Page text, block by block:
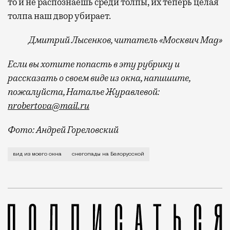
толпа наш двор убирает.
Дмитрий Лысенков, читатель «Москвич Mag»
Если вы хотите попасть в эту рубрику и
рассказать о своем виде из окна, напишите,
пожалуйста, Наталье Журавлевой:
nrobertova@mail.ru
Фото: Андрей Гореловский
Я живу на Белорусской, но напротив у меня
вид из моего окна снегопады на Белорусской